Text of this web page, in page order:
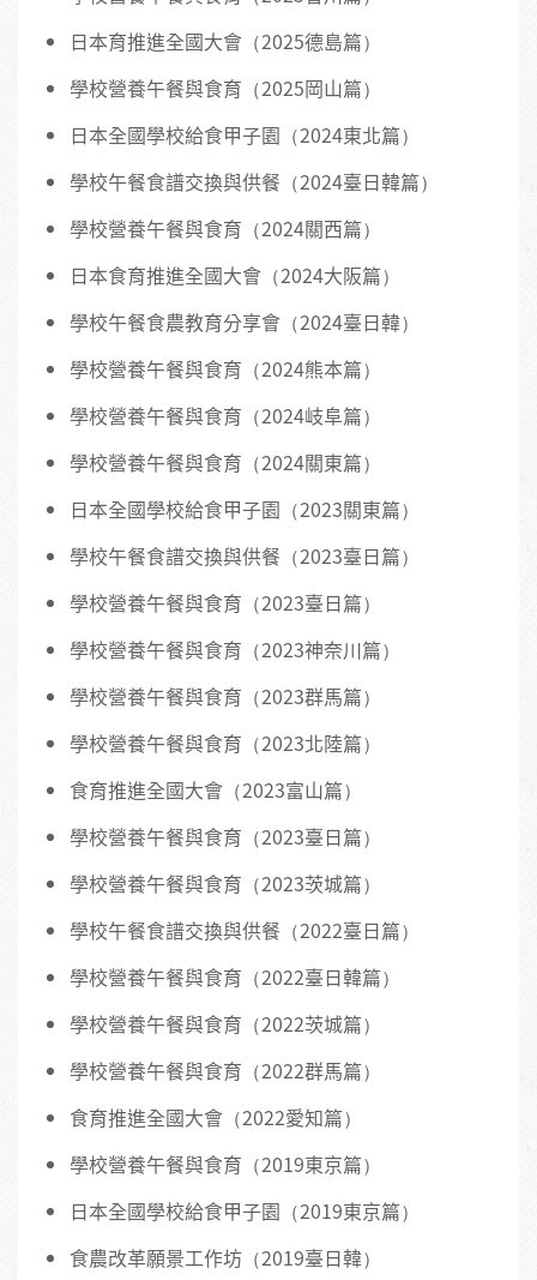
日本育推進全國大會（2025德島篇）
學校營養午餐與食育（2025岡山篇）
日本全國學校給食甲子園（2024東北篇）
學校午餐食譜交換與供餐（2024臺日韓篇）
學校營養午餐與食育（2024關西篇）
日本食育推進全國大會（2024大阪篇）
學校午餐食農教育分享會（2024臺日韓）
學校營養午餐與食育（2024熊本篇）
學校營養午餐與食育（2024岐阜篇）
學校營養午餐與食育（2024關東篇）
日本全國學校給食甲子園（2023關東篇）
學校午餐食譜交換與供餐（2023臺日篇）
學校營養午餐與食育（2023臺日篇）
學校營養午餐與食育（2023神奈川篇）
學校營養午餐與食育（2023群馬篇）
學校營養午餐與食育（2023北陸篇）
食育推進全國大會（2023富山篇）
學校營養午餐與食育（2023臺日篇）
學校營養午餐與食育（2023茨城篇）
學校午餐食譜交換與供餐（2022臺日篇）
學校營養午餐與食育（2022臺日韓篇）
學校營養午餐與食育（2022茨城篇）
學校營養午餐與食育（2022群馬篇）
食育推進全國大會（2022愛知篇）
學校營養午餐與食育（2019東京篇）
日本全國學校給食甲子園（2019東京篇）
食農改革願景工作坊（2019臺日韓）